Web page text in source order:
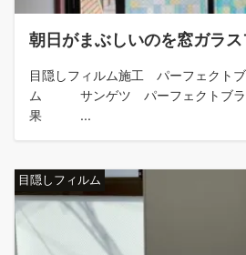
朝日がまぶしいのを窓ガラ
目隠しフィルム施工 パーフェクト
ム サンゲツ パーフェクトブラ
果 ...
目隠しフィルム